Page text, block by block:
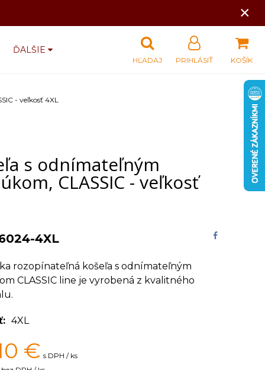
×
ĎALŠIE
KOŠÍK
PRIHLÁSIŤ
HĽADAJ
- veľkosť 4XL
s odnímateľným
CLASSIC - veľkosť
4XL
rozopínateľná košeľa s odnímateľným
CLASSIC line je vyrobená z kvalitného
4XL
€ s DPH / ks